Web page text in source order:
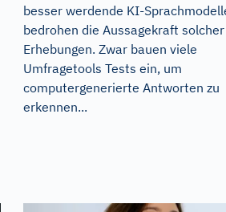
besser werdende KI-
bedrohen die Aussagekraft solcher
Erhebungen. Zwar bauen viele
Umfragetools Tests ein, um
computergenerierte Antworten zu
erkennen...